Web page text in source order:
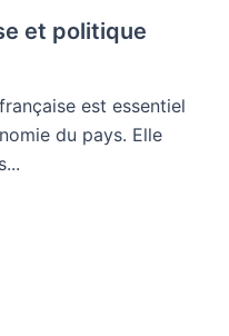
et politique
est essentiel
du pays. Elle